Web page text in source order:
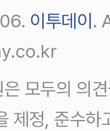
이투데이 .
은 모두의 의
제정, 준수하